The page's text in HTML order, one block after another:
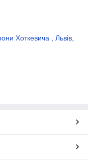
Хоткевича , Львів,